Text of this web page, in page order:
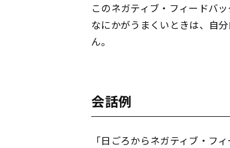
このネガティブ・フィードバ
なにかがうまくいときは、自
ん。
会話例
「日ごろからネガティブ・フ